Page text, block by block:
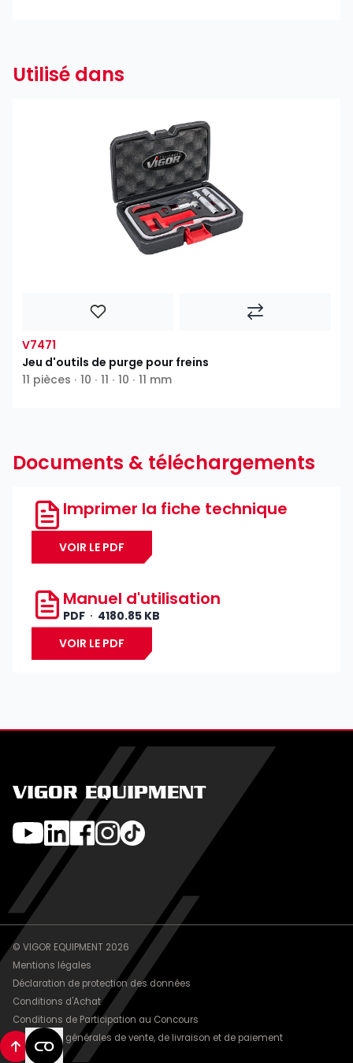
Utilisé dans
V7471
Jeu d'outils de purge pour freins
11 pièces ∙ 10 ∙ 11 ∙ 10 ∙ 11 mm
Documents & téléchargements
Imprimer la fiche technique
VOIR LE PDF
Manuel d'utilisation
PDF
4180.85 KB
VOIR LE PDF
VIGOR EQUIPMENT
© VIGOR EQUIPMENT 2026
Mentions légales
Déclaration de protection des données
Conditions d'Achat
Conditions de Participation au Concours
Conditions générales de vente, de livraison et de paiement